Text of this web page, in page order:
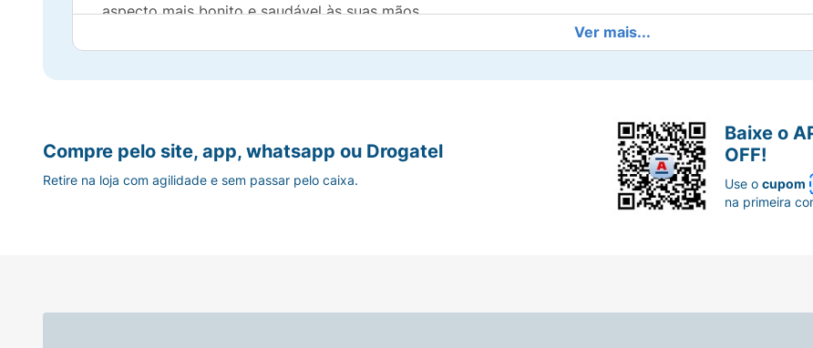
aspecto mais bonito e saudável às suas mãos.
O frasco de 8ml é prático para carregar na bolsa, permitindo que você aplique o tratamento a
cutículas sempre bem cuidadas. A fórmula de absorção rápida não deixa sensação pegajosa,
Hidratação Intensa: O óleo de amêndoas nutre profundamente unhas e cutículas.
Ver mais...
Compre pelo site, app, whatsapp ou Drogatel
Retire na loja com agilidade e sem passar pelo caixa.
Baixe o
OFF!
Use ocupom
na primeira